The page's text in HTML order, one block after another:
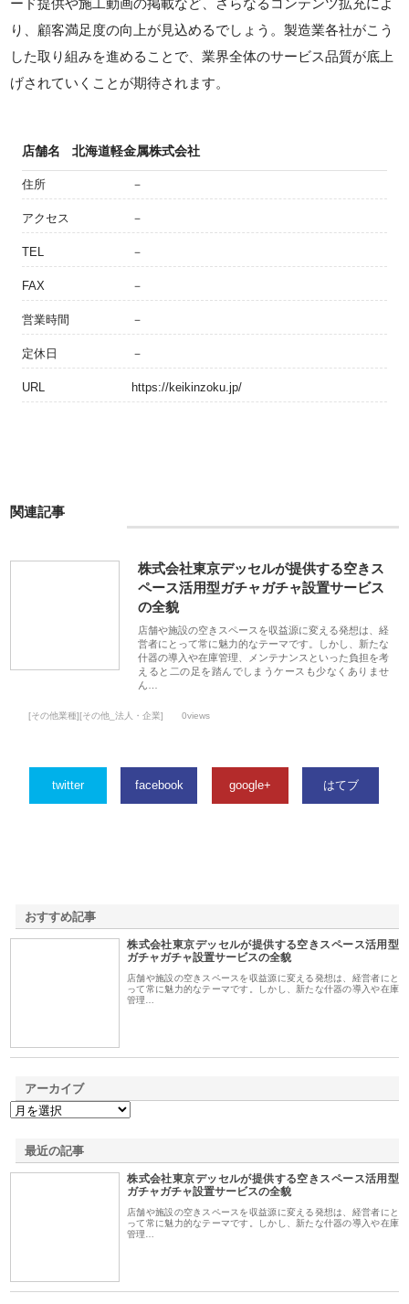
ード提供や施工動画の掲載など、さらなるコンテンツ拡充によ
り、顧客満足度の向上が見込めるでしょう。製造業各社がこう
した取り組みを進めることで、業界全体のサービス品質が底上
げされていくことが期待されます。
店舗名 北海道軽金属株式会社
住所 －
アクセス －
TEL －
FAX －
営業時間 －
定休日 －
URL https://keikinzoku.jp/
関連記事
株式会社東京デッセルが提供する空きス
ペース活用型ガチャガチャ設置サービス
の全貌
店舗や施設の空きスペースを収益源に変える発想は、経
営者にとって常に魅力的なテーマです。しかし、新たな
什器の導入や在庫管理、メンテナンスといった負担を考
えると二の足を踏んでしまうケースも少なくありませ
ん…
[その他業種][その他_法人・企業] 0views
twitter facebook google+ はてブ
おすすめ記事
株式会社東京デッセルが提供する空きスペース活用型
ガチャガチャ設置サービスの全貌
店舗や施設の空きスペースを収益源に変える発想は、経営者にと
って常に魅力的なテーマです。しかし、新たな什器の導入や在庫
管理…
アーカイブ
最近の記事
株式会社東京デッセルが提供する空きスペース活用型
ガチャガチャ設置サービスの全貌
店舗や施設の空きスペースを収益源に変える発想は、経営者にと
って常に魅力的なテーマです。しかし、新たな什器の導入や在庫
管理…